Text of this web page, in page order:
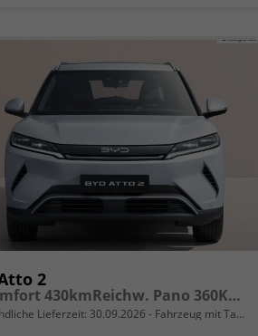
2
EV Comfort 430kmReichw. Pano 360Kam SHZ
Lieferzeit: 30.09.2026 Fahrzeug mit Tageszulassung